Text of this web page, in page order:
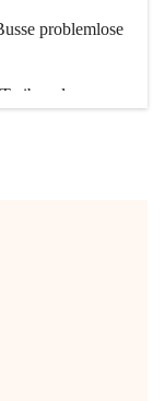
problemlose
der